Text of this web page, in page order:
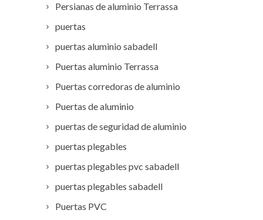
Persianas de aluminio Terrassa
puertas
puertas aluminio sabadell
Puertas aluminio Terrassa
Puertas corredoras de aluminio
Puertas de aluminio
puertas de seguridad de aluminio
puertas plegables
puertas plegables pvc sabadell
puertas plegables sabadell
Puertas PVC